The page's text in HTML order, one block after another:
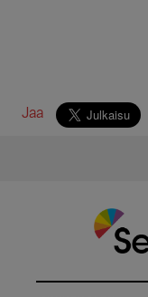
Jaa